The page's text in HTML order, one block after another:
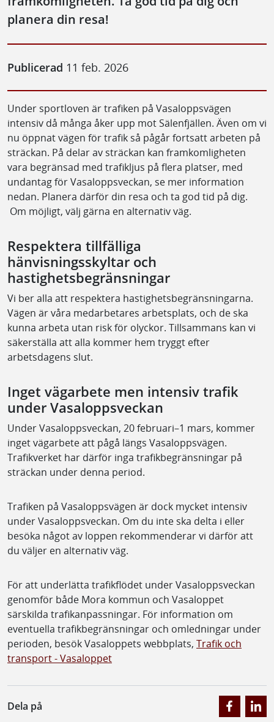
planera din resa!
Publicerad 11 feb. 2026
Under sportloven är trafiken på Vasaloppsvägen
intensiv då många åker upp mot Sälenfjällen. Även om vi
nu öppnat vägen för trafik så pågår fortsatt arbeten på
sträckan. På delar av sträckan kan framkomligheten
vara begränsad med trafikljus på flera platser, med
undantag för Vasaloppsveckan, se mer information
nedan. Planera därför din resa och ta god tid på dig.
Om möjligt, välj gärna en alternativ väg.
Respektera tillfälliga
hänvisningsskyltar och
hastighetsbegränsningar
Vi ber alla att respektera hastighetsbegränsningarna.
Vägen är våra medarbetares arbetsplats, och de ska
kunna arbeta utan risk för olyckor. Tillsammans kan vi
säkerställa att alla kommer hem tryggt efter
arbetsdagens slut.
Inget vägarbete men intensiv trafik
under Vasaloppsveckan
Under Vasaloppsveckan, 20 februari–1 mars, kommer
inget vägarbete att pågå längs Vasaloppsvägen.
Trafikverket har därför inga trafikbegränsningar på
sträckan under denna period.
Trafiken på Vasaloppsvägen är dock mycket intensiv
under Vasaloppsveckan. Om du inte ska delta i eller
besöka något av loppen rekommenderar vi därför att
du väljer en alternativ väg.
För att underlätta trafikflödet under Vasaloppsveckan
genomför både Mora kommun och Vasaloppet
särskilda trafikanpassningar. För information om
eventuella trafikbegränsningar och omledningar under
perioden, besök Vasaloppets webbplats, Trafik och
transport - Vasaloppet
Dela på